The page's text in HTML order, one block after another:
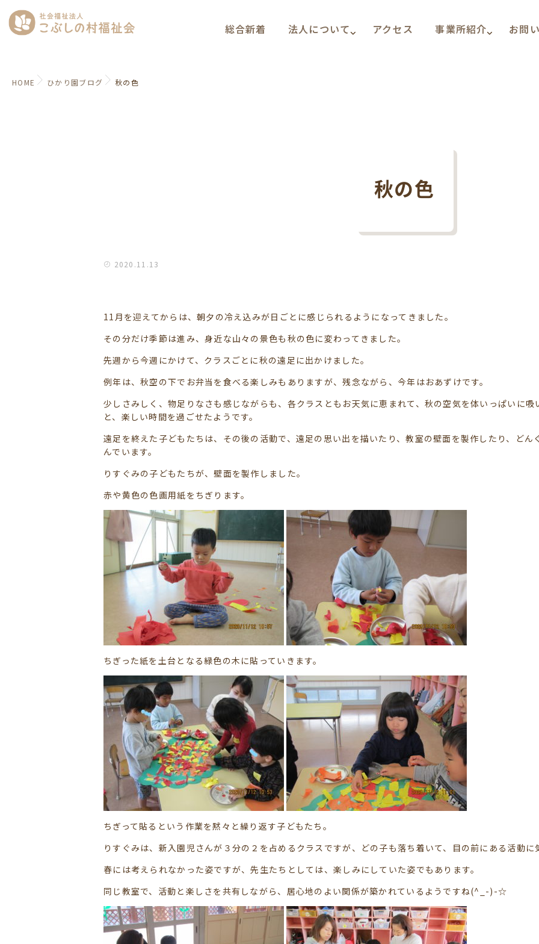
総合新着 法人について アクセス 事業所紹介 お問
HOME ひかり園ブログ 秋の色
秋の色
2020.11.13
11月を迎えてからは、朝夕の冷え込みが日ごとに感じられるようになってきました。
その分だけ季節は進み、身近な山々の景色も秋の色に変わってきました。
先週から今週にかけて、クラスごとに秋の遠足に出かけました。
例年は、秋空の下でお弁当を食べる楽しみもありますが、残念ながら、今年はおあずけです。
少しさみしく、物足りなさも感じながらも、各クラスともお天気に恵まれて、秋の空気を体いっぱいに吸
と、楽しい時間を過ごせたようです。
遠足を終えた子どもたちは、その後の活動で、遠足の思い出を描いたり、教室の壁面を製作したり、どん
んでいます。
りすぐみの子どもたちが、壁面を製作しました。
赤や黄色の色画用紙をちぎります。
ちぎった紙を土台となる緑色の木に貼っていきます。
ちぎって貼るという作業を黙々と繰り返す子どもたち。
りすぐみは、新入園児さんが３分の２を占めるクラスですが、どの子も落ち着いて、目の前にある活動に
春には考えられなかった姿ですが、先生たちとしては、楽しみにしていた姿でもあります。
同じ教室で、活動と楽しさを共有しながら、居心地のよい関係が築かれているようですね(^_-)-☆